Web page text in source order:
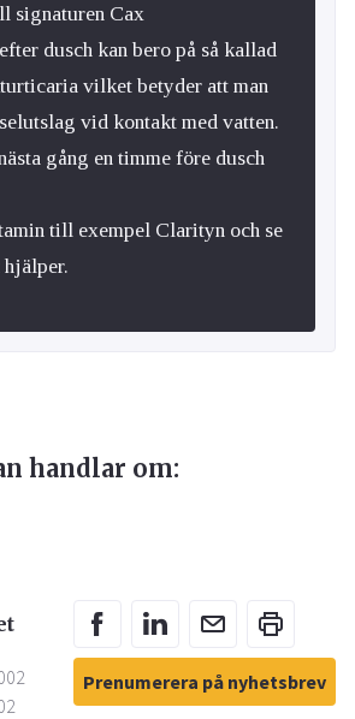
signaturen Cax
dusch kan bero på så kallad
vilket betyder att man
vid kontakt med vatten.
gång en timme före dusch
till exempel Clarityn och se
hjälper.
handlar om:
Prenumerera på nyhetsbrev